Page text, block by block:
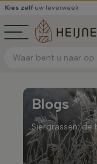
zelfuw leverweek
Blogs
Siergrassen: de